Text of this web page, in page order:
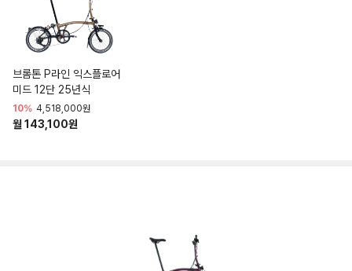
브롬톤 P라인 익스플로어
미드 12단 25년식
10% 4,518,000원
월 143,100원